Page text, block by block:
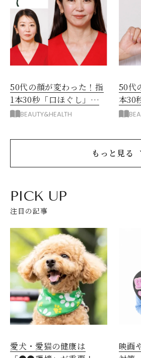
50代の顔が変わった！指
1本30秒「口ほぐし」で
スッキリ小顔になる方法
BEAUTY&HEALTH
50代
本30
口ほ
もっと見る
PICK UP
注目の記事
愛犬・愛猫の健康は
映画